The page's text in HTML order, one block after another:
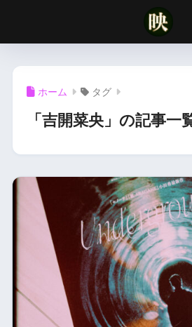
ホーム タグ
「吉開菜央」の記事一